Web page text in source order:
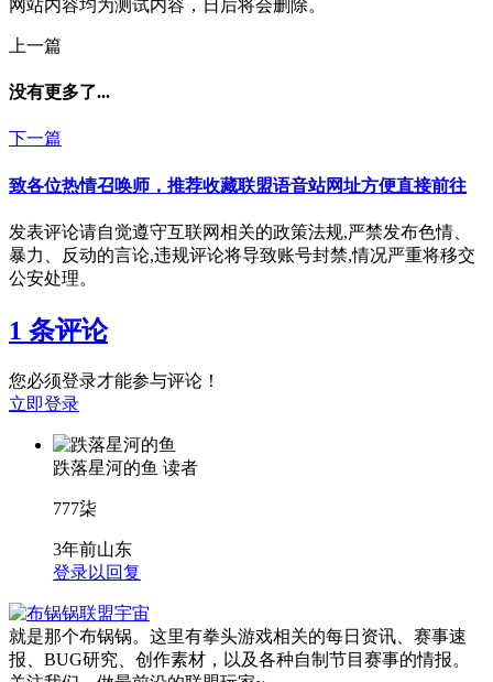
网站内容均为测试内容，日后将会删除。
上一篇
没有更多了...
下一篇
致各位热情召唤师，推荐收藏联盟语音站网址方便直接前往
发表评论请自觉遵守互联网相关的政策法规,严禁发布色情、
暴力、反动的言论,违规评论将导致账号封禁,情况严重将移交
公安处理。
1 条评论
您必须登录才能参与评论！
立即登录
跌落星河的鱼 读者
777柒
3年前山东
登录以回复
就是那个布锅锅。这里有拳头游戏相关的每日资讯、赛事速
报、BUG研究、创作素材，以及各种自制节目赛事的情报。